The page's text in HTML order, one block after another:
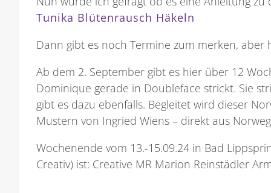
Tunika Blütenrausch Häkeln
Dann gibt es noch Termine zum merken, aber
Ab dem 2. September gibt es hier über 12
Dominique gerade in Doubleface strickt. Sie
gibt es dazu ebenfalls. Begleitet wird dieser
Mustern von Ingried Wiens – direkt aus
Wochenende vom 13.-15.09.24 in Bad
Creativ) ist: Creative MR Marion Reinstädler